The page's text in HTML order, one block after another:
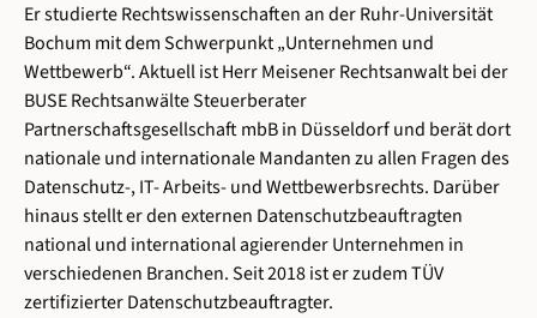
Er studierte Rechtswissenschaften an der Ruhr-Universität
Bochum mit dem Schwerpunkt „Unternehmen und
Wettbewerb“. Aktuell ist Herr Meisener Rechtsanwalt bei der
BUSE Rechtsanwälte Steuerberater
Partnerschaftsgesellschaft mbB in Düsseldorf und berät dort
nationale und internationale Mandanten zu allen Fragen des
Datenschutz-, IT- Arbeits- und Wettbewerbsrechts. Darüber
hinaus stellt er den externen Datenschutzbeauftragten
national und international agierender Unternehmen in
verschiedenen Branchen. Seit 2018 ist er zudem TÜV
zertifizierter Datenschutzbeauftragter.